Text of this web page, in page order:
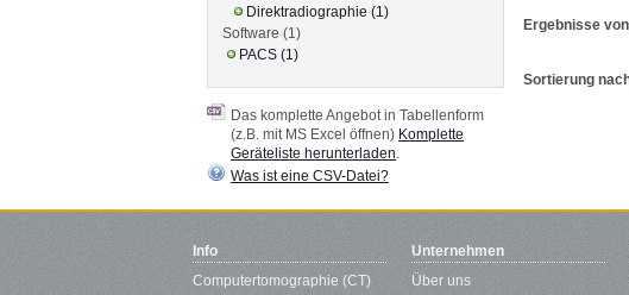
Ergebnisse
Sortierung
Direktradiographie (1)
Software (1)
PACS (1)
Das komplette Angebot in Tabellenform
(z.B. mit MS Excel öffnen) Komplette
Geräteliste herunterladen
Was ist eine CSV-Datei?
Info
Computertomographie (CT)
Unternehmen
Über uns